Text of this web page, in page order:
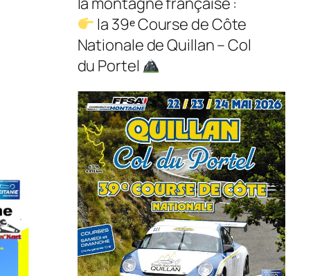
la 39ᵉ Course de Côte
Nationale de Quillan – Col
du Portel